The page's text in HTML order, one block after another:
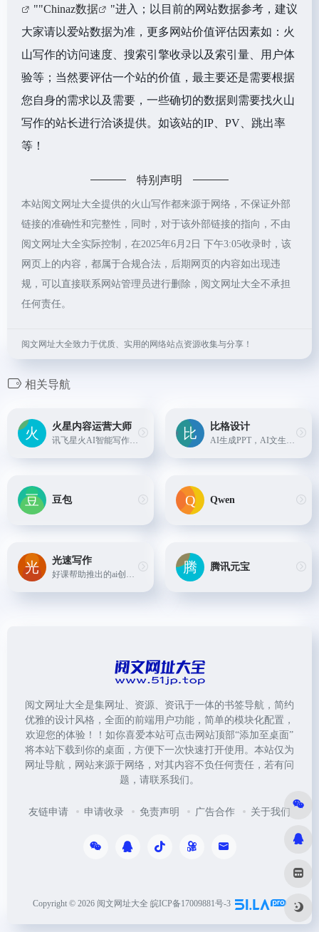
""Chinaz数据
"进入；以目前的网站数据参考，建议
大家请以爱站数据为准，更多网站价值评估因素如：火
山写作的访问速度、搜索引擎收录以及索引量、用户体
验等；当然要评估一个站的价值，最主要还是需要根据
您自身的需求以及需要，一些确切的数据则需要找火山
写作的站长进行洽谈提供。如该站的IP、PV、跳出率
等！
特别声明
本站阅文网址大全提供的火山写作都来源于网络，不保证外部
链接的准确性和完整性，同时，对于该外部链接的指向，不由
阅文网址大全实际控制，在2025年6月2日 下午3:05收录时，该
网页上的内容，都属于合规合法，后期网页的内容如出现违
规，可以直接联系网站管理员进行删除，阅文网址大全不承担
任何责任。
阅文网址大全致力于优质、实用的网络站点资源收集与分享！
相关导航
火星内容运营大师
讯飞星火AI智能写作和内容运营工具
比格设计
AI生成PPT，AI文生图，AI抠图，AI图片高清....
豆包 Qwen
光速写作
好课帮助推出的ai创作助手，无论是文章还是PPT都能迅速生成。
腾讯元宝
阅文网址大全是集网址、资源、资讯于一体的书签导航，简约
优雅的设计风格，全面的前端用户功能，简单的模块化配置，
欢迎您的体验！！如你喜爱本站可点击网站顶部“添加至桌面”
将本站下载到你的桌面，方便下一次快速打开使用。本站仅为
网址导航，网站来源于网络，对其内容不负任何责任，若有问
题，请联系我们。
友链申请 申请收录 免责声明 广告合作 关于我们
Copyright © 2026 阅文网址大全 皖ICP备17009881号-3